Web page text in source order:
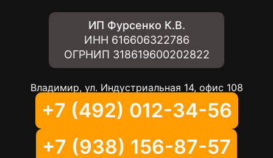
ИП Фурсенко К.В.
ИНН 616606322786
ОГРНИП 318619600202822
Владимир, ул. Индустриальная 14, офис 108
+7 (492) 012-34-56
+7 (938) 156-87-57